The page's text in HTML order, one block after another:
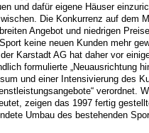
und dafür eigene Häuser
Die Konkurrenz auf dem
Angebot und niedrigen
keine neuen Kunden mehr
der Karstadt AG hat daher vor
formulierte „Neuausrichtung
und einer Intensivierung des
verordnet.
zeigen das 1997 fertig
Umbau des bestehenden